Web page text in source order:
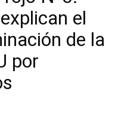
el
de la
por